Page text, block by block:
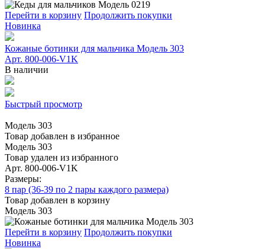
Перейти в корзину Продолжить покупки
Новинка
Кожаные ботинки для мальчика Модель 303
Арт. 800-006-V1K
В наличии
Быстрый просмотр
Модель 303
Товар добавлен в избранное
Модель 303
Товар удален из избранного
Арт. 800-006-V1K
Размеры:
8 пар (36-39 по 2 пары каждого размера)
Товар добавлен в корзину
Модель 303
Перейти в корзину Продолжить покупки
Новинка